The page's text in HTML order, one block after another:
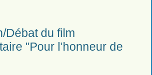
Débat du film
"Pour l’honneur de